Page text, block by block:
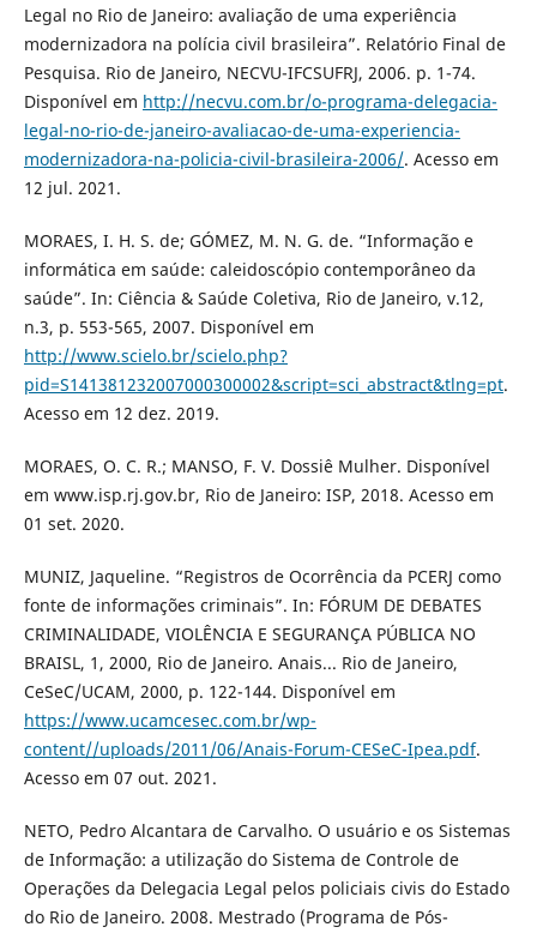
Legal no Rio de Janeiro: avaliação de uma experiência
modernizadora na polícia civil brasileira”. Relatório Final de
Pesquisa. Rio de Janeiro, NECVU-IFCSUFRJ, 2006. p. 1-74.
Disponível em http://necvu.com.br/o-programa-delegacia-
legal-no-rio-de-janeiro-avaliacao-de-uma-experiencia-
modernizadora-na-policia-civil-brasileira-2006/. Acesso em
12 jul. 2021.
MORAES, I. H. S. de; GÓMEZ, M. N. G. de. “Informação e
informática em saúde: caleidoscópio contemporâneo da
saúde”. In: Ciência & Saúde Coletiva, Rio de Janeiro, v.12,
n.3, p. 553-565, 2007. Disponível em
http://www.scielo.br/scielo.php?
pid=S141381232007000300002&script=sci_abstract&tlng=pt.
Acesso em 12 dez. 2019.
MORAES, O. C. R.; MANSO, F. V. Dossiê Mulher. Disponível
em www.isp.rj.gov.br, Rio de Janeiro: ISP, 2018. Acesso em
01 set. 2020.
MUNIZ, Jaqueline. “Registros de Ocorrência da PCERJ como
fonte de informações criminais”. In: FÓRUM DE DEBATES
CRIMINALIDADE, VIOLÊNCIA E SEGURANÇA PÚBLICA NO
BRAISL, 1, 2000, Rio de Janeiro. Anais... Rio de Janeiro,
CeSeC/UCAM, 2000, p. 122-144. Disponível em
https://www.ucamcesec.com.br/wp-
content//uploads/2011/06/Anais-Forum-CESeC-Ipea.pdf.
Acesso em 07 out. 2021.
NETO, Pedro Alcantara de Carvalho. O usuário e os Sistemas
de Informação: a utilização do Sistema de Controle de
Operações da Delegacia Legal pelos policiais civis do Estado
do Rio de Janeiro. 2008. Mestrado (Programa de Pós-